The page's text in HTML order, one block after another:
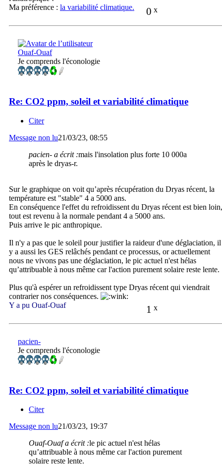
0 x
Ma préférence : la variabilité climatique.
Ouaf-Ouaf
Je comprends l'éconologie
Re: CO2 ppm, soleil et variabilité climatique
Citer
Message non lu21/03/23, 08:55
pacien- a écrit :mais l'insolation plus forte 10 000a
après le dryas-r.
Sur le graphique on voit qu’après récupération du Dryas récent, la
température est "stable" 4 a 5000 ans.
En conséquence l'effet du refroidissent du Dryas récent est bien loin,
tout est revenu à la normale pendant 4 a 5000 ans.
Puis arrive le pic anthropique.
Il n'y a pas que le soleil pour justifier la raideur d'une déglaciation, il
y a aussi les GES relâchés pendant ce processus, or actuellement
nous ne vivons pas une déglaciation, le pic actuel n'est hélas
qu’attribuable à nous même car l'action purement solaire reste lente.
Plus qu'à espérer un refroidissent type Dryas récent qui viendrait
contrarier nos conséquences.
1 x
Y a pu Ouaf-Ouaf
pacien-
Je comprends l'éconologie
Re: CO2 ppm, soleil et variabilité climatique
Citer
Message non lu21/03/23, 19:37
Ouaf-Ouaf a écrit :le pic actuel n'est hélas
qu’attribuable à nous même car l'action purement
solaire reste lente.